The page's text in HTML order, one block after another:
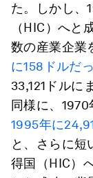
た。しかし、
（HIC）へと
数の産業企業
に158ドルだ
33,121ドルに
同様に、
1995年に
と、さらに短
得国（HIC）